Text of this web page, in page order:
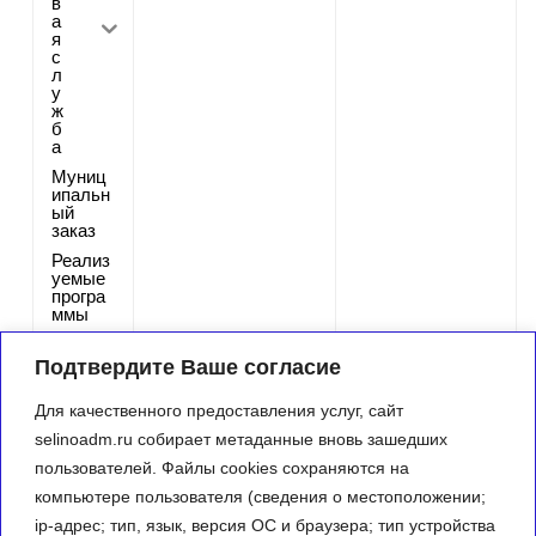
Подтвердите Ваше согласие
Для качественного предоставления услуг, сайт
selinoadm.ru собирает метаданные вновь зашедших
пользователей. Файлы cookies сохраняются на
компьютере пользователя (сведения о местоположении;
ip-адрес; тип, язык, версия ОС и браузера; тип устройства
а
я
с
л
у
ж
б
а
Муниц
ипальн
ый
заказ
Реализ
уемые
програ
ммы
мация
о
нии
защиты
от ЧС
тическ